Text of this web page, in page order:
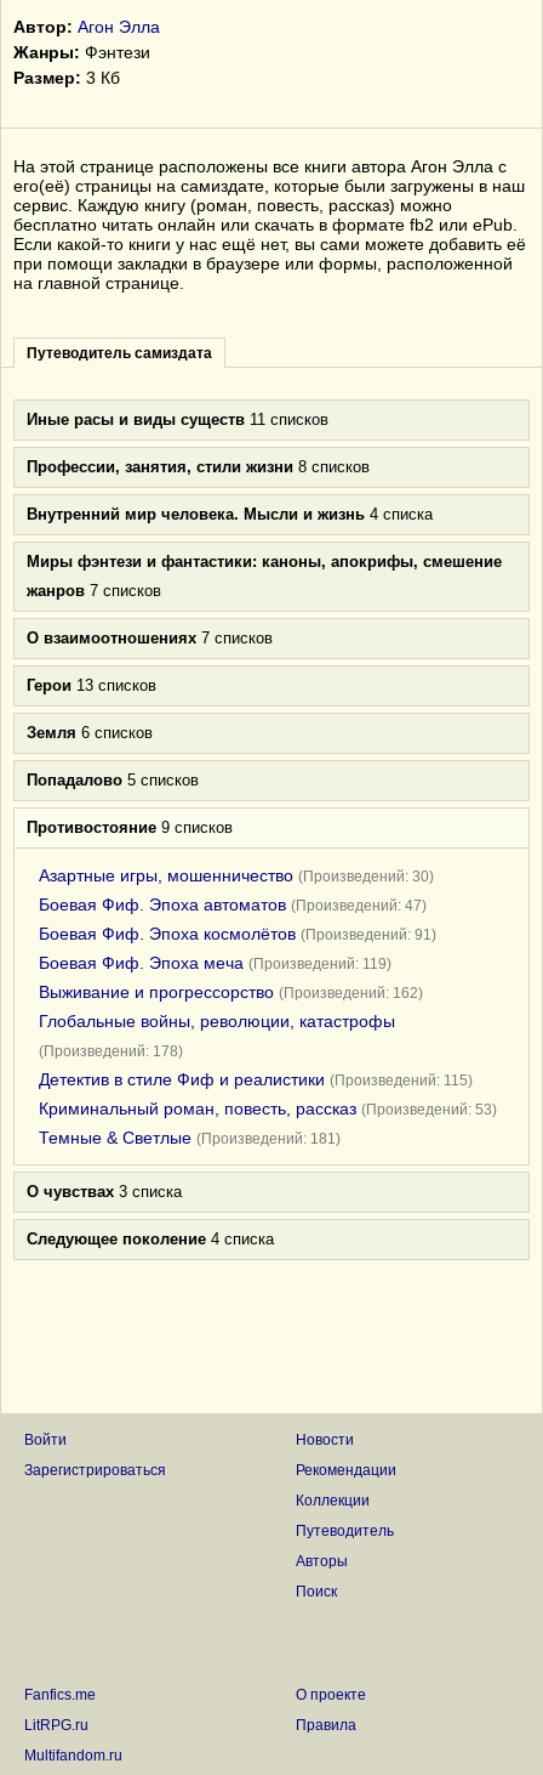
Автор: Агон Элла
Жанры: Фэнтези
Размер: 3 Кб
На этой странице расположены все книги автора Агон Элла с
его(её) страницы на самиздате, которые были загружены в наш
сервис. Каждую книгу (роман, повесть, рассказ) можно
бесплатно читать онлайн или скачать в формате fb2 или ePub.
Если какой-то книги у нас ещё нет, вы сами можете добавить её
при помощи закладки в браузере или формы, расположенной
на главной странице.
Путеводитель самиздата
Иные расы и виды существ 11 списков
Профессии, занятия, стили жизни 8 списков
Внутренний мир человека. Мысли и жизнь 4 списка
Миры фэнтези и фантастики: каноны, апокрифы, смешение
жанров 7 списков
О взаимоотношениях 7 списков
Герои 13 списков
Земля 6 списков
Попадалово 5 списков
Противостояние 9 списков
Азартные игры, мошенничество (Произведений: 30)
Боевая Фиф. Эпоха автоматов (Произведений: 47)
Боевая Фиф. Эпоха космолётов (Произведений: 91)
Боевая Фиф. Эпоха меча (Произведений: 119)
Выживание и прогрессорство (Произведений: 162)
Глобальные войны, революции, катастрофы
(Произведений: 178)
Детектив в стиле Фиф и реалистики (Произведений: 115)
Криминальный роман, повесть, рассказ (Произведений: 53)
Темные & Светлые (Произведений: 181)
О чувствах 3 списка
Следующее поколение 4 списка
Войти
Зарегистрироваться
Новости
Рекомендации
Коллекции
Путеводитель
Авторы
Поиск
Fanfics.me
LitRPG.ru
Multifandom.ru
О проекте
Правила